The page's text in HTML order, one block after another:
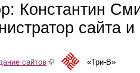
Константин
сайта
сайтов(link is external)«Три-В»